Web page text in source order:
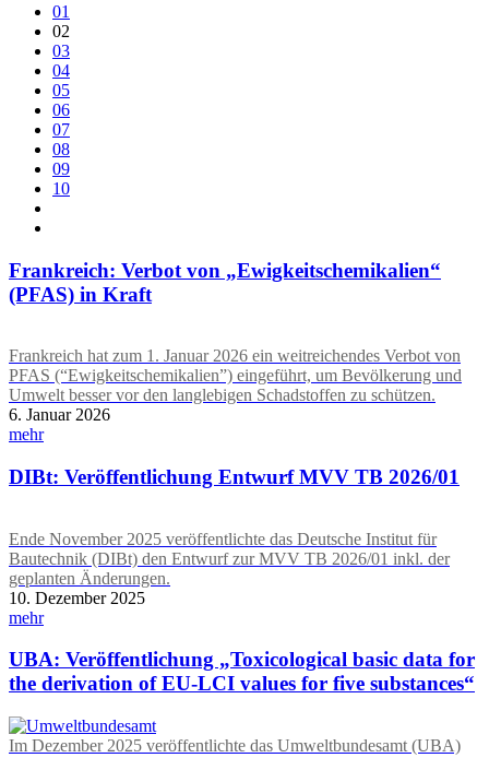
01
02
03
04
05
06
07
08
09
10
Frankreich: Verbot von „Ewigkeitschemikalien“
(PFAS) in Kraft
Frankreich hat zum 1. Januar 2026 ein weitreichendes Verbot von
PFAS (“Ewigkeitschemikalien”) eingeführt, um Bevölkerung und
Umwelt besser vor den langlebigen Schadstoffen zu schützen.
6. Januar 2026
mehr
DIBt: Veröffentlichung Entwurf MVV TB 2026/01
Ende November 2025 veröffentlichte das Deutsche Institut für
Bautechnik (DIBt) den Entwurf zur MVV TB 2026/01 inkl. der
geplanten Änderungen.
10. Dezember 2025
mehr
UBA: Veröffentlichung „Toxicological basic data for
the derivation of EU-LCI values for five substances“
Im Dezember 2025 veröffentlichte das Umweltbundesamt (UBA)